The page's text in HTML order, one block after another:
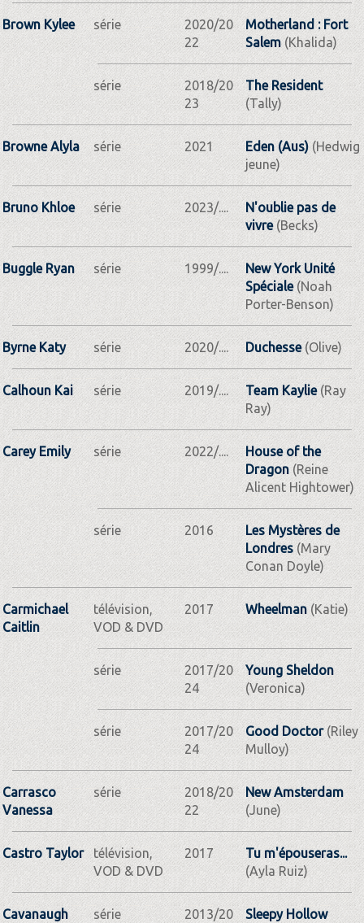
Brown Kylee série
2020/20
22
Motherland : Fort
Salem(Khalida)
série
2018/20
23
The Resident
(Tally)
Browne Alyla série 2021 Eden (Aus)(Hedwig
jeune)
Bruno Khloe série 2023/....
N'oublie pas de
vivre(Becks)
Buggle Ryan série 1999/....
New York Unité
Spéciale(Noah
Porter-Benson)
Byrne Katy série 2020/.... Duchesse(Olive)
Calhoun Kai série 2019/.... Team Kaylie(Ray
Ray)
Carey Emily série 2022/....
House of the
Dragon(Reine
Alicent Hightower)
série 2016
Les Mystères de
Londres(Mary
Conan Doyle)
Carmichael
Caitlin
télévision,
VOD & DVD
2017 Wheelman(Katie)
série
2017/20
24
Young Sheldon
(Veronica)
série
2017/20
24
Good Doctor(Riley
Mulloy)
Carrasco
Vanessa
série
2018/20
22
New Amsterdam
(June)
Castro Taylor
télévision,
VOD & DVD
2017
Tu m'épouseras...
(Ayla Ruiz)
Cavanaugh
série
2013/20
Sleepy Hollow